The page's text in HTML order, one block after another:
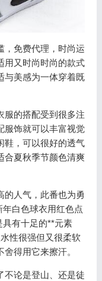
，免费代理，时尚运
用又时尚时尚的款式
与美感为一体穿着既
服的搭配受到很多注
服饰就可以丰富视觉
鞋，可以很好的透气
合夏秋季节颜色清爽
的人气，此番也为勇
白色球衣用红色点
具有十足的**元素
性很强但又很柔软
得用它来擦汗。
不论是登山、还是徒